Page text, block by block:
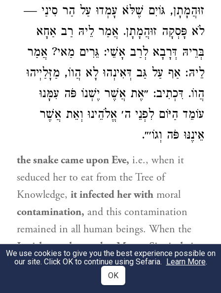
זוּהֲמָתָן, גּוֹיִם שֶׁלֹּא עָמְדוּ עַל הַר סִינַי —
לֹא פָּסְקָה זוּהֲמָתָן. אֲמַר לֵיהּ רַב אַחָא
בְּרֵיהּ דְּרָבָא לְרַב אָשֵׁי: גֵּרִים מַאי? אֲמַר
לֵיהּ: אַף עַל גַּב דְּאִינְהוּ לָא הֲווֹ, מַזָּלַיְיהוּ
הֲווֹ. דִּכְתִיב: ״אֶת אֲשֶׁר יֶשְׁנוֹ פֹּה עִמָּנוּ
עוֹמֵד הַיּוֹם לִפְנֵי ה׳ אֱלֹהֵינוּ וְאֵת אֲשֶׁר
אֵינֶנּוּ פֹּה וְגוֹ׳״.
the snake came uponEve, i.e., when it
seduced her to eat from the Tree of
Knowledge, it infected her with moral
contamination, and this contamination
remained in all human beings. When the
Jewish peoplestood at Mount Sinai, their
contamination ceased,whereasgentiles
did not stand at Mount Sinai,
We use cookies to give you the best experience possible on
our site. Click OK to continue using Sefaria. Learn More.
OK